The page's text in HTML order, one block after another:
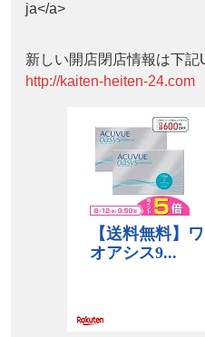
ja</a>
新しい開店閉店情報は下記
http://kaiten-heiten-24.com